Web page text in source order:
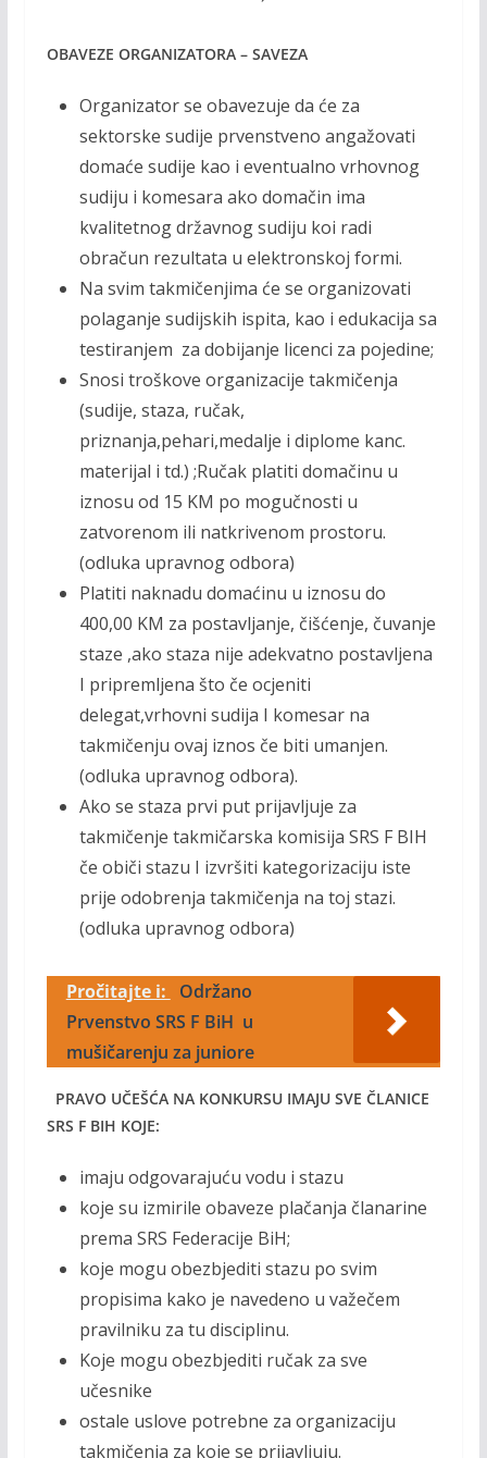
OBAVEZE ORGANIZATORA – SAVEZA
Organizator se obavezuje da će za
sektorske sudije prvenstveno angažovati
domaće sudije kao i eventualno vrhovnog
sudiju i komesara ako domačin ima
kvalitetnog državnog sudiju koi radi
obračun rezultata u elektronskoj formi.
Na svim takmičenjima će se organizovati
polaganje sudijskih ispita, kao i edukacija sa
testiranjem za dobijanje licenci za pojedine;
Snosi troškove organizacije takmičenja
(sudije, staza, ručak,
priznanja,pehari,medalje i diplome kanc.
materijal i td.) ;Ručak platiti domačinu u
iznosu od 15 KM po mogučnosti u
zatvorenom ili natkrivenom prostoru.
(odluka upravnog odbora)
Platiti naknadu domaćinu u iznosu do
400,00 KM za postavljanje, čišćenje, čuvanje
staze ,ako staza nije adekvatno postavljena
I pripremljena što če ocjeniti
delegat,vrhovni sudija I komesar na
takmičenju ovaj iznos če biti umanjen.
(odluka upravnog odbora).
Ako se staza prvi put prijavljuje za
takmičenje takmičarska komisija SRS F BIH
če običi stazu I izvršiti kategorizaciju iste
prije odobrenja takmičenja na toj stazi.
(odluka upravnog odbora)
Pročitajte i:
Održano
Prvenstvo SRS F BiH u
mušičarenju za juniore
PRAVO UČEŠĆA NA KONKURSU IMAJU SVE ČLANICE
SRS F BIH KOJE:
imaju odgovarajuću vodu i stazu
koje su izmirile obaveze plačanja članarine
prema SRS Federacije BiH;
koje mogu obezbjediti stazu po svim
propisima kako je navedeno u važečem
pravilniku za tu disciplinu.
Koje mogu obezbjediti ručak za sve
učesnike
ostale uslove potrebne za organizaciju
takmičenja za koje se prijavljuju.